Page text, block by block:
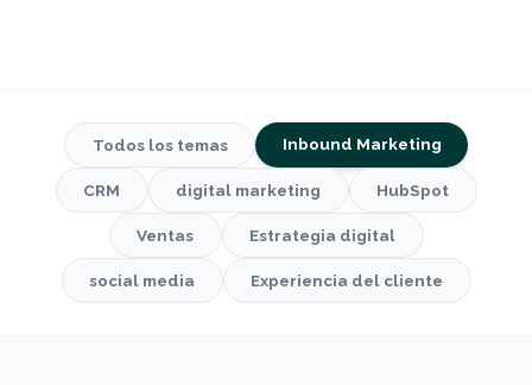
Todos los temas Inbound Marketing
CRM digital marketing HubSpot
Ventas Estrategia digital
social media Experiencia del cliente